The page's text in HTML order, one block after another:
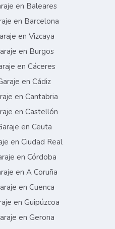
en Baleares
en Barcelona
en Vizcaya
en Burgos
en Cáceres
en Cádiz
en Cantabria
en Castellón
en Ceuta
en Ciudad Real
en Córdoba
en A Coruña
en Cuenca
en Guipúzcoa
en Gerona